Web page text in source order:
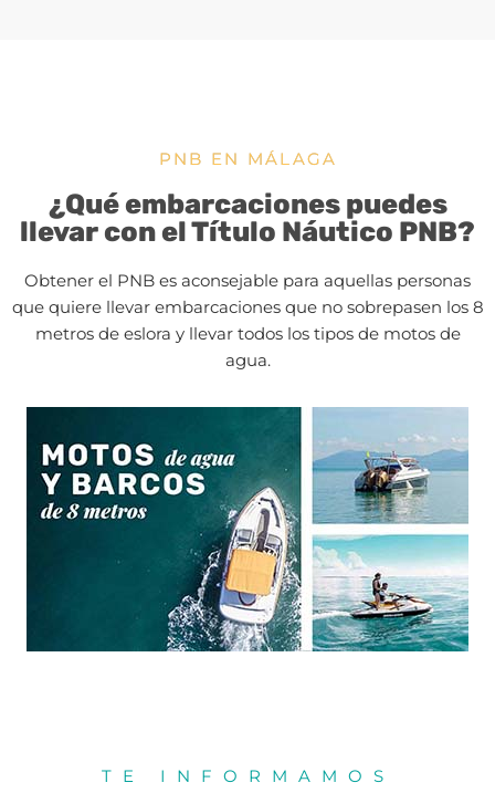
PNB EN MÁLAGA
¿Qué embarcaciones puedes
llevar con el Título Náutico PNB?
Obtener el PNB es aconsejable para aquellas personas
que quiere llevar embarcaciones que no sobrepasen los 8
metros de eslora y llevar todos los tipos de motos de
agua.
TE INFORMAMOS